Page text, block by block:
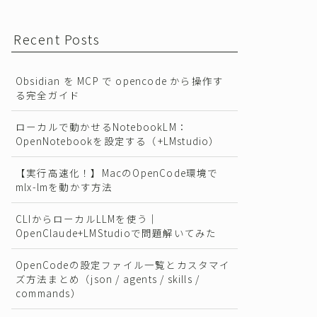
Recent Posts
Obsidian を MCP で opencode から操作す
る完全ガイド
ローカルで動かせるNotebookLM：
OpenNotebookを設定する（+LMstudio）
【実行高速化！】MacのOpenCode環境で
mlx-lmを動かす方法
CLIからローカルLLMを使う｜
OpenClaude+LMStudioで問題解いてみた
OpenCodeの設定ファイル一覧とカスタマイ
ズ方法まとめ（json / agents / skills /
commands）